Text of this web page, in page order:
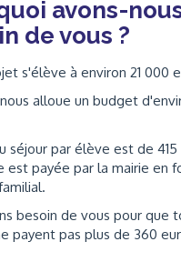
avons-
de vous ?
s'élève à environ 21 000
alloue un budget
séjour par élève est de
est payée par la mairie en
besoin de vous pour que
payent pas plus de 360